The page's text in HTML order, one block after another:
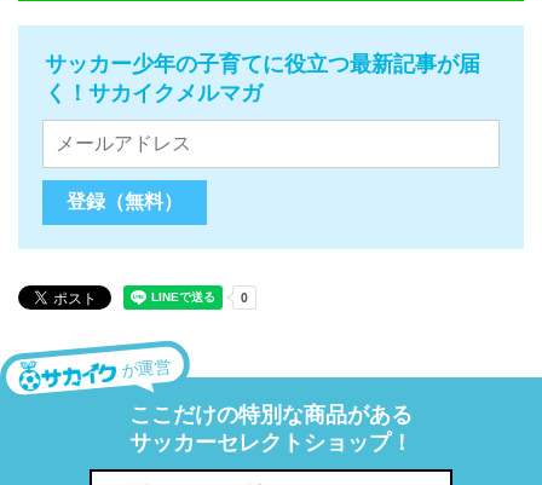
サッカー少年の子育てに役立つ最新記事が届
く！サカイクメルマガ
が運営
ここだけの特別な商品がある
サッカーセレクトショップ！